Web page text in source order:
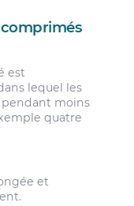
est
lequel les
pendant moins
quatre
et